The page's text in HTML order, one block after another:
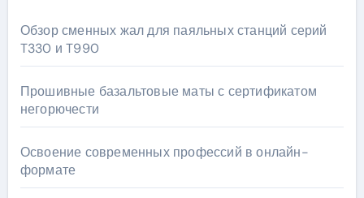
Обзор сменных жал для паяльных станций серий
T330 и T990
Прошивные базальтовые маты с сертификатом
негорючести
Освоение современных профессий в онлайн-
формате